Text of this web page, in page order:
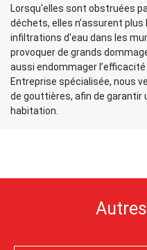
Lorsqu'elles sont obstruées
déchets, elles n’assurent
infiltrations d'eau dans les
provoquer de grands
aussi endommager
Entreprise spécialisée, nous
de gouttières, afin de garantir
habitation.